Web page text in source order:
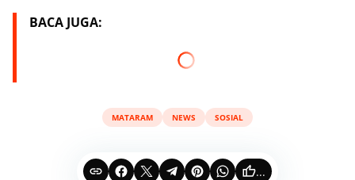
BACA JUGA:
MATARAM NEWS SOSIAL
...